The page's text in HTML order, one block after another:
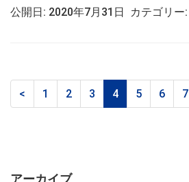
公開日: 2020年7月31日 カテゴリー:
< 1 2 3 4 5 6 7
アーカイブ